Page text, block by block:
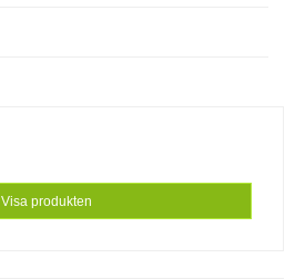
Visa produkten